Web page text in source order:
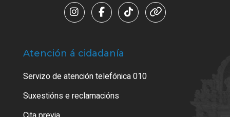
Atención á cidadanía
Servizo de atención telefónica 010
Suxestións e reclamacións